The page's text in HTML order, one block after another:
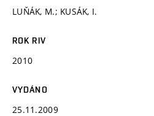
LUŇÁK, M.; KUSÁK, I.
ROK RIV
2010
VYDÁNO
25.11.2009